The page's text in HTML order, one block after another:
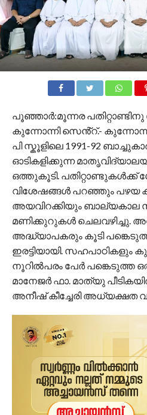
പൂഞ്ഞാർ:മൂന്നര പതിറ്റാണ്ടിനു
കുന്നോന്നി സെൻ്റ്.-
പി സ്കൂളിലെ 1991-92
ഓടികളിക്കുന്ന
ഒത്തുകൂടി. പതിറ്റാണ്ടുകൾക്ക്
വിശേഷങ്ങൾ പറഞ്ഞും പഴയ
അയവിറക്കിയും ബാല്യകാല
മണിക്കുറുകൾ ചെലവഴിച്ചു.
അദ്ധ്യാപകരും കൂടി
ഇരട്ടിയായി. സഹപാഠികളും
നൂറിൽപരം പേർ പങ്കെടുത്ത
മാനേജർ ഫാ. മാത്യു
അനീഷ് കീച്ചേരി അധ്യക്ഷത